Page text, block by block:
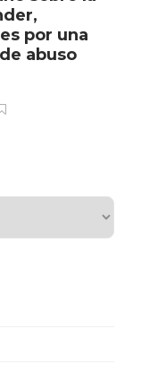
por una
abuso